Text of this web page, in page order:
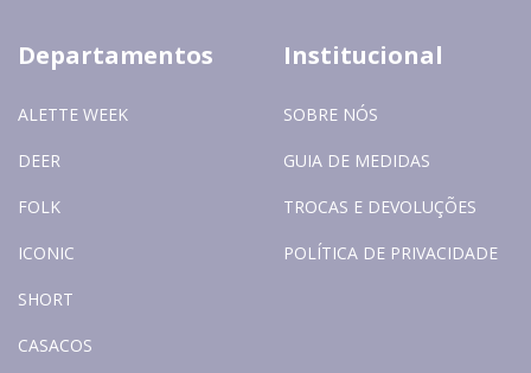
Departamentos
ALETTE WEEK
DEER
FOLK
ICONIC
SHORT
CASACOS
Institucional
SOBRE NÓS
GUIA DE MEDIDAS
TROCAS E DEVOLUÇÕES
POLÍTICA DE PRIVACIDADE